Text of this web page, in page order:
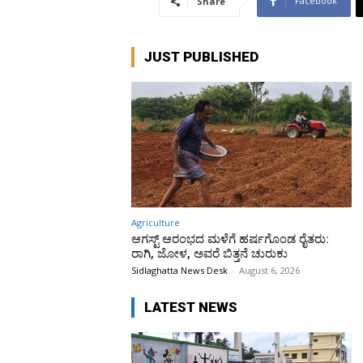
JUST PUBLISHED
Agriculture
ಆಗಸ್ಟ್ ಆರಂಭದ ಮಳೆಗೆ ಹರ್ಷಗೊಂಡ ರೈತರು:
ರಾಗಿ, ಜೋಳ, ಅವರೆ ಬಿತ್ತನೆ ಚುರುಕು
Sidlaghatta News Desk - August 6, 2026
LATEST NEWS